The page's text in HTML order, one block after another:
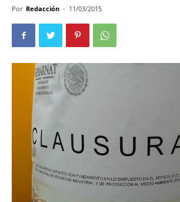
Por Redacción - 11/03/2015